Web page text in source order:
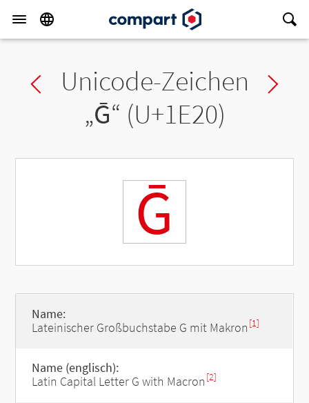
Previous char
Unicode-Zeichen
„Ḡ“ (U+1E20)
Ḡ
Name:
Lateinischer Großbuchstabe G mit Makron [1]
Name (englisch):
Latin Capital Letter G with Macron [2]